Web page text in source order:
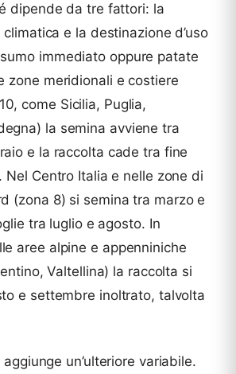
dipende da tre fattori: la
e la destinazione d’uso
immediato oppure patate
zone meridionali e costiere
come Sicilia, Puglia,
la semina avviene tra
e la raccolta cade tra fine
Nel Centro Italia e nelle zone di
(zona 8) si semina tra marzo e
tra luglio e agosto. In
aree alpine e appenniniche
Valtellina) la raccolta si
e settembre inoltrato, talvolta
un’ulteriore variabile.